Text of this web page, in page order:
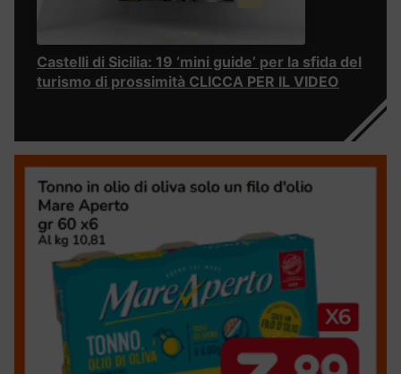
Castelli di Sicilia: 19 ‘mini guide’ per la sfida del
turismo di prossimità CLICCA PER IL VIDEO